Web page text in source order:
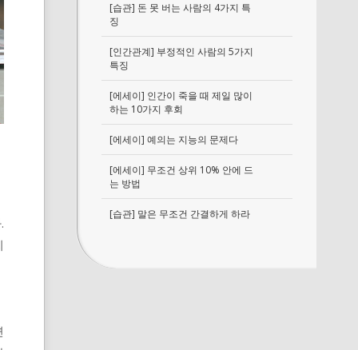
[습관] 돈 못 버는 사람의 4가지 특
징
[인간관계] 부정적인 사람의 5가지
특징
[에세이] 인간이 죽을 때 제일 많이
하는 10가지 후회
[에세이] 예의는 지능의 문제다
[에세이] 무조건 상위 10% 안에 드
는 방법
[습관] 말은 무조건 간결하게 하라